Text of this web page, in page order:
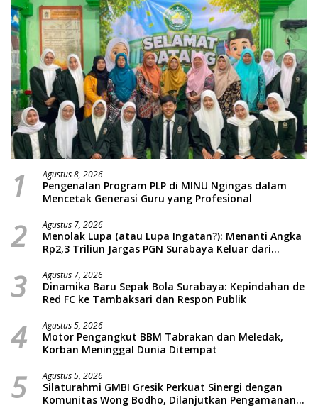
1 Agustus 8, 2026
Pengenalan Program PLP di MINU Ngingas dalam
Mencetak Generasi Guru yang Profesional
2 Agustus 7, 2026
Menolak Lupa (atau Lupa Ingatan?): Menanti Angka
Rp2,3 Triliun Jargas PGN Surabaya Keluar dari
3 Agustus 7, 2026
Dinamika Baru Sepak Bola Surabaya: Kepindahan de
Red FC ke Tambaksari dan Respon Publik
4 Agustus 5, 2026
Motor Pengangkut BBM Tabrakan dan Meledak,
Korban Meninggal Dunia Ditempat
5 Agustus 5, 2026
Silaturahmi GMBI Gresik Perkuat Sinergi dengan
Komunitas Wong Bodho, Dilanjutkan Pengamanan